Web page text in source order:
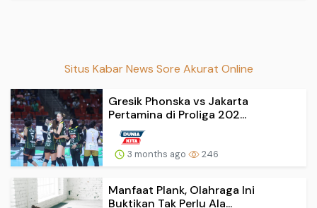
Situs Kabar News Sore Akurat Online
Gresik Phonska vs Jakarta
Pertamina di Proliga 202...
3 months ago 246
Manfaat Plank, Olahraga Ini
Buktikan Tak Perlu Ala...